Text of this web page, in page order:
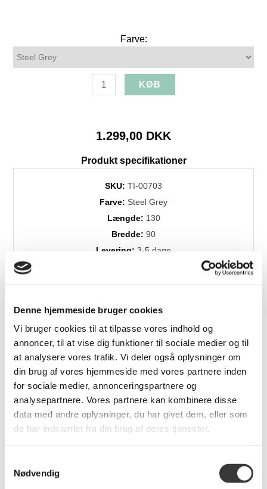
Denne hjemmeside bruger cookies
Vi bruger cookies til at tilpasse vores indhold og
annoncer, til at vise dig funktioner til sociale medier og til
at analysere vores trafik. Vi deler også oplysninger om
din brug af vores hjemmeside med vores partnere inden
for sociale medier, annonceringspartnere og
analysepartnere. Vores partnere kan kombinere disse
data med andre oplysninger, du har givet dem, eller som
de har indsamlet fra din brug af deres tjenester.
Nødvendig
Farve:
1.299,00 DKK
Produkt specifikationer
SKU: TI-00703
Farve: Steel Grey
Længde: 130
Bredde: 90
Levering: 3-5 dage
Relaterede produkter